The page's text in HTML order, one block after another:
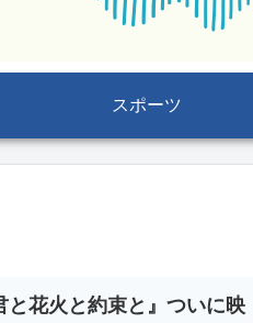
スポーツ
と花火と約束と』ついに映